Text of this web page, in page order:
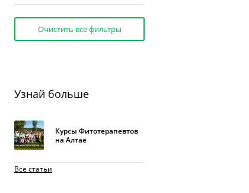
Очистить все фильтры
Узнай больше
Курсы Фитотерапевтов
на Алтае
Все статьи